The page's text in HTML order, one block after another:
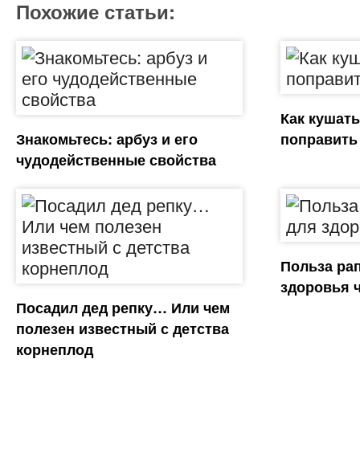
Похожие статьи:
Знакомьтесь: арбуз и его
чудодейственные свойства
Как
Посадил дед репку… Или чем
полезен известный с детства
корнеплод
Польза
здоровья